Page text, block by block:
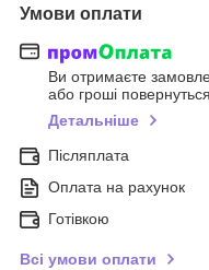
Умови оплати
Ви отримаєте
або гроші
Детальніше
Післяплата
Оплата на рахунок
Готівкою
Всі умови оплати